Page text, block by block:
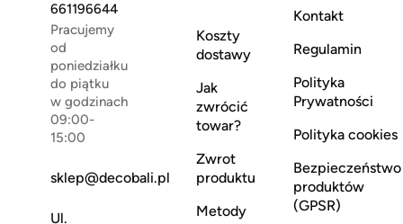
661196644
Pracujemy
od
poniedziałku
do piątku
w godzinach
09:00-
15:00
sklep@decobali.pl
Ul.
Koszty
dostawy
Jak
zwrócić
towar?
Zwrot
produktu
Metody
Kontakt
Regulamin
Polityka
Prywatności
Polityka cookies
Bezpieczeństwo
produktów
(GPSR)